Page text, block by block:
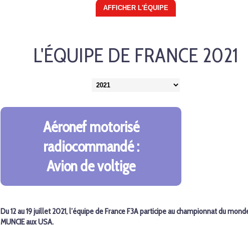
L'ÉQUIPE DE FRANCE 2021
Aéronef motorisé
radiocommandé :
Avion de voltige
Du 12 au 19 juillet 2021, l’équipe de France F3A participe au championnatdu
MUNCIE aux USA.